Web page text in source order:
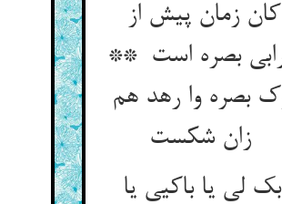
کان زمان پیش از
بصره است **
بصره وا رهد هم
لی یا باکیی یا